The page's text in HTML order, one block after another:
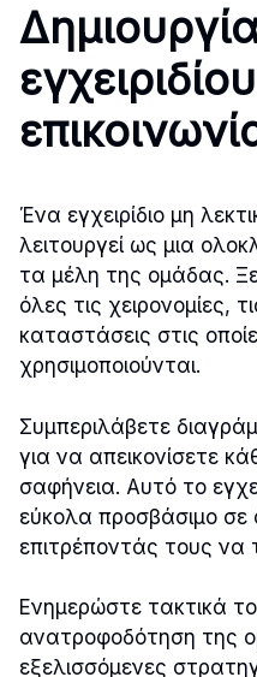
Ένα εγχειρίδιο μη
λειτουργεί ως μια
τα μέλη της ομάδας.
όλες τις χειρονομίες,
καταστάσεις στις
χρησιμοποιούνται.
Συμπεριλάβετε
για να απεικονίσετε
σαφήνεια. Αυτό το
εύκολα προσβάσιμο σε
επιτρέποντάς τους να
Ενημερώστε τακτικά
ανατροφοδότηση της
εξελισσόμενες